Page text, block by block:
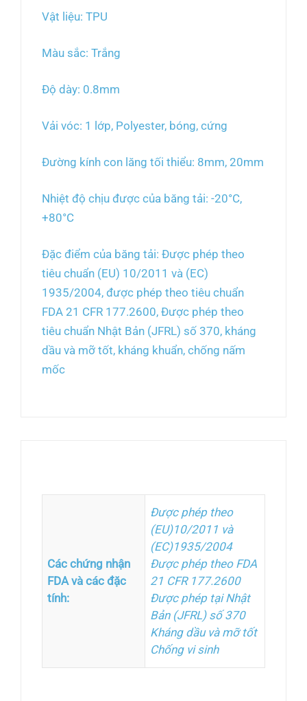
Vật liệu: TPU
Màu sắc: Trắng
Độ dày: 0.8mm
Vải vóc: 1 lớp, Polyester, bóng, cứng
Đường kính con lăng tối thiểu: 8mm, 20mm
Nhiệt độ chịu được của băng tải: -20°C,
+80°C
Đặc điểm của băng tải: Được phép theo
tiêu chuẩn (EU) 10/2011 và (EC)
1935/2004, được phép theo tiêu chuẩn
FDA 21 CFR 177.2600, Được phép theo
tiêu chuẩn Nhật Bản (JFRL) số 370, kháng
dầu và mỡ tốt, kháng khuẩn, chống nấm
mốc
Các chứng nhận
FDA và các đặc
tính:
Được phép theo
(EU)10/2011 và
(EC)1935/2004
Được phép theo FDA
21 CFR 177.2600
Được phép tại Nhật
Bản (JFRL) số 370
Kháng dầu và mỡ tốt
Chống vi sinh